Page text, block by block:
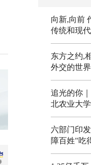
向新,向前
传统和现
东方之约,
外交的世
追光的你
北农业大
六部门印
障百姓"吃